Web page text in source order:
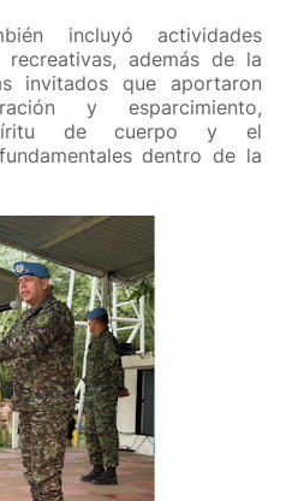
incluyó actividades
además de la
invitados que aportaron
y esparcimiento,
de cuerpo y el
dentro de la